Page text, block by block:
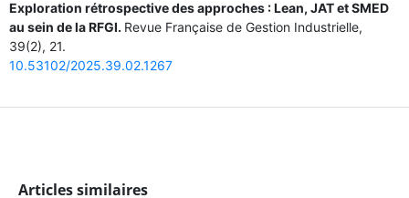
Exploration rétrospective des approches : Lean, JAT et SMED
au sein de la RFGI. Revue Française de Gestion Industrielle,
39(2), 21.
10.53102/2025.39.02.1267
Articles similaires